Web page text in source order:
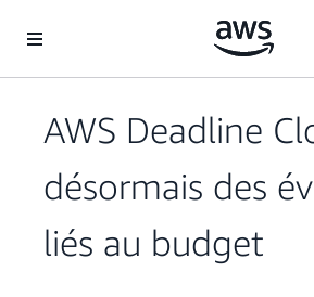
AWS Deadline
désormais des
liés au budget